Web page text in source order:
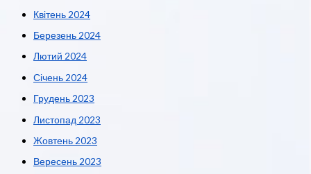
Квітень 2024
Березень 2024
Лютий 2024
Січень 2024
Грудень 2023
Листопад 2023
Жовтень 2023
Вересень 2023